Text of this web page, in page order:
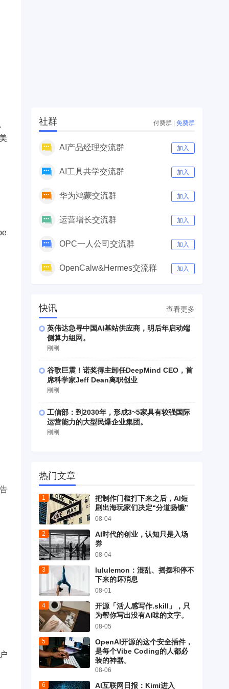
社群 付费群 | 免费群
AI产品经理交流群 加入
AI工具共学交流群 加入
华为鸿蒙交流群 加入
运营增长交流群 加入
OPC一人公司交流群 加入
OpenCalw&Hermes交流群 加入
快讯 查看更多
英伟达急寻中国AI基站供应商，明后年启动端
侧算力组网。
刚刚
谷歌巨震！诺奖得主卸任DeepMind CEO，首
席科学家Jeff Dean离职创业
刚刚
工信部：到2030年，形成3~5家具有较强国际
运营能力的大型民爆企业集团。
刚刚
热门文章
把制作门槛打下来之后，AI短
剧出海玩家们决定“分道扬镳”
08-04
AI时代的创业，认知只是入场
券
08-04
lululemon：混乱、摇摆和停不
下来的坏消息
08-01
开源「活人感写作.skill」，只
为帮你写出没有AI味的文字。
08-05
OpenAI开源的这个安全插件，
是每个Vibe Coding的人都必
装的神器。
08-06
AI互联网日报：Kimi进入